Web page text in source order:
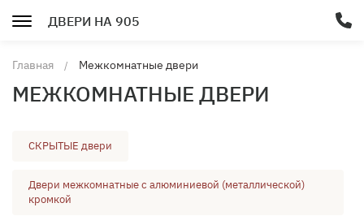
ДВЕРИ НА 905
Главная Межкомнатные двери
МЕЖКОМНАТНЫЕ ДВЕРИ
СКРЫТЫЕ двери
Двери межкомнатные с алюминиевой (металлической)
кромкой